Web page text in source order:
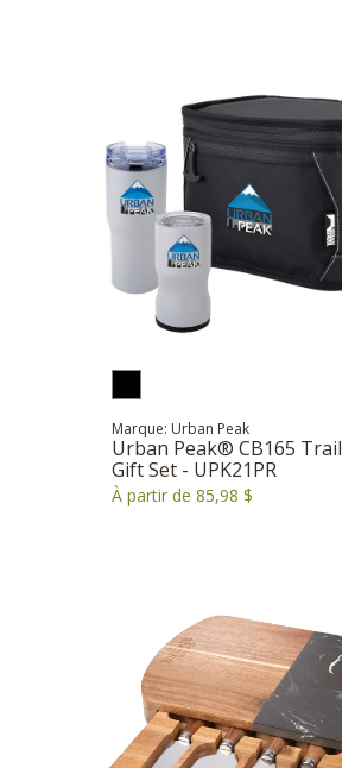
Marque: Urban Peak
Urban Peak® CB165 Trail
Gift Set - UPK21PR
À partir de 85,98 $